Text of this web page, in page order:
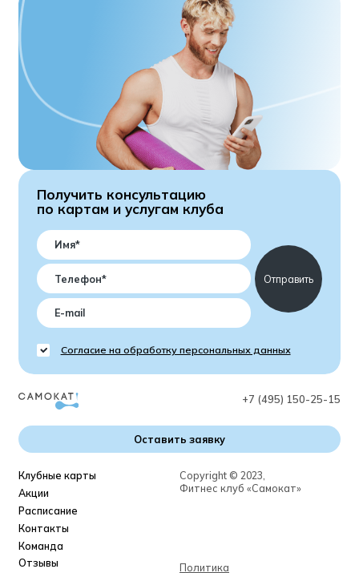
Получить консультацию
по картам и услугам клуба
Согласие на обработку персональных данных
+7 (495) 150-25-15
Оставить заявку
Клубные карты
Акции
Расписание
Контакты
Команда
Отзывы
Сopyright © 2023,
Фитнес клуб «Самокат»
Политика